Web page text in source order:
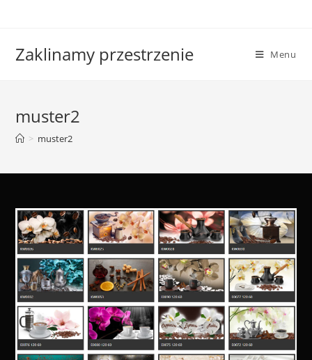
Zaklinamy przestrzenie Menu
muster2
> muster2